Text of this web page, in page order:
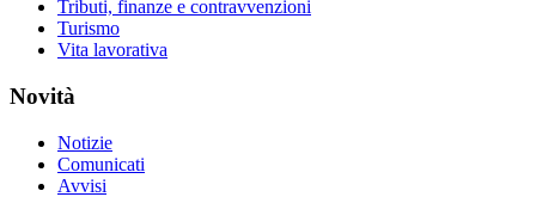
Tributi, finanze e contravvenzioni
Turismo
Vita lavorativa
Novità
Notizie
Comunicati
Avvisi